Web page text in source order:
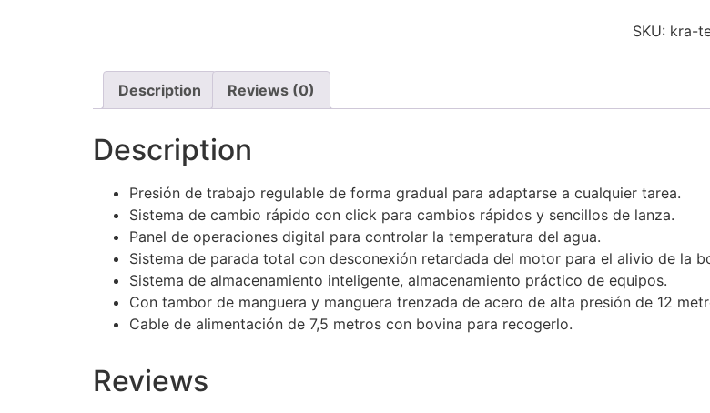
SKU: kra-
Description Reviews (0)
Description
Presión de trabajo regulable de forma gradual para adaptarse a cualquier tarea.
Sistema de cambio rápido con click para cambios rápidos y sencillos de lanza.
Panel de operaciones digital para controlar la temperatura del agua.
Sistema de parada total con desconexión retardada del motor para el alivio de la
Sistema de almacenamiento inteligente, almacenamiento práctico de equipos.
Con tambor de manguera y manguera trenzada de acero de alta presión de 12
Cable de alimentación de 7,5 metros con bovina para recogerlo.
Reviews